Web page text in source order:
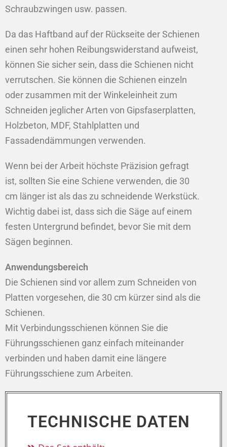
Schraubzwingen usw. passen.
Da das Haftband auf der Rückseite der Schienen
einen sehr hohen Reibungswiderstand aufweist,
können Sie sicher sein, dass die Schienen nicht
verrutschen. Sie können die Schienen einzeln
oder zusammen mit der Winkeleinheit zum
Schneiden jeglicher Arten von Gipsfaserplatten,
Holzbeton, MDF, Stahlplatten und
Fassadendämmungen verwenden.
Wenn bei der Arbeit höchste Präzision gefragt
ist, sollten Sie eine Schiene verwenden, die 30
cm länger ist als das zu schneidende Werkstück.
Wichtig dabei ist, dass sich die Säge auf einem
festen Untergrund befindet, bevor Sie mit dem
Sägen beginnen.
Anwendungsbereich
Die Schienen sind vor allem zum Schneiden von
Platten vorgesehen, die 30 cm kürzer sind als die
Schienen.
Mit Verbindungsschienen können Sie die
Führungsschienen ganz einfach miteinander
verbinden und haben damit eine längere
Führungsschiene zum Arbeiten.
TECHNISCHE DATEN